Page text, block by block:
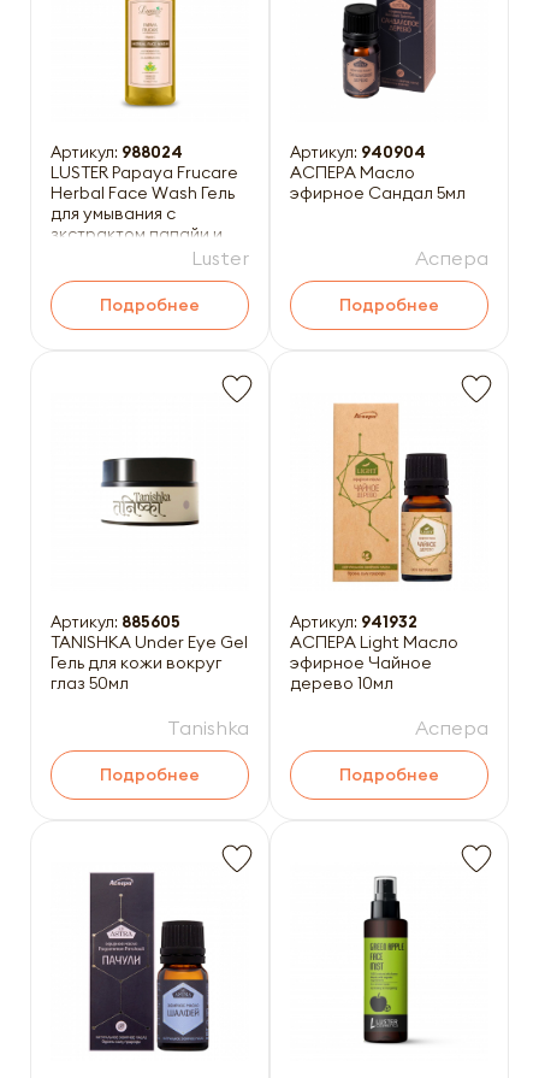
Артикул: 988024
LUSTER Papaya Frucare
Herbal Face Wash Гель
для умывания с
зкстрактом папайи и
витамином C 110млLuster
Подробнее
Артикул: 940904
АСПЕРА Масло
эфирное Сандал 5мл
Аспера
Подробнее
Артикул: 885605
TANISHKA Under Eye Gel
Гель для кожи вокруг
глаз 50мл
Tanishka
Подробнее
Артикул: 941932
АСПЕРА Light Масло
эфирное Чайное
дерево 10мл
Аспера
Подробнее